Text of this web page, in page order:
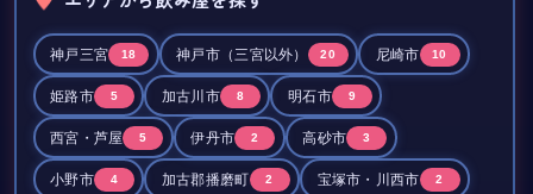
広いカウンターの隠れ家スナック＊
ママ歴はまだ浅いのですが
たくさんの人から愛される人柄のママ！♪
神戸三宮 18 神戸市（三宮以外） 20 尼崎市 10
姫路市 5 加古川市 8 明石市 9
西宮・芦屋 5 伊丹市 2 高砂市 3
小野市 4 加古郡播磨町 2 宝塚市・川西市 2